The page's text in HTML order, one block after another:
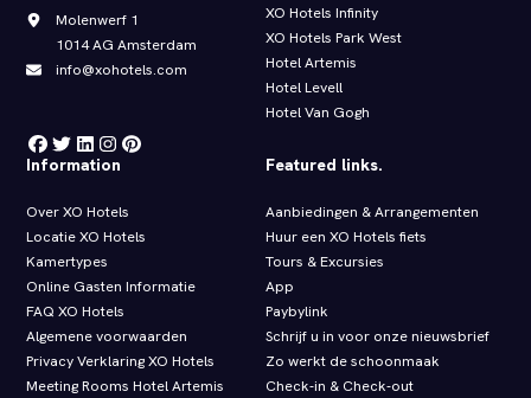
Molenwerf 1
1014 AG Amsterdam
info@xohotels.com
XO Hotels Infinity
XO Hotels Park West
Hotel Artemis
Hotel Levell
Hotel Van Gogh
Information
Over XO Hotels
Locatie XO Hotels
Kamertypes
Online Gasten Informatie
FAQ XO Hotels
Algemene voorwaarden
Privacy Verklaring XO Hotels
Meeting Rooms Hotel Artemis
Featured links.
Aanbiedingen & Arrangementen
Huur een XO Hotels fiets
Tours & Excursies
App
Paybylink
Schrijf u in voor onze nieuwsbrief
Zo werkt de schoonmaak
Check‑in & Check‑out